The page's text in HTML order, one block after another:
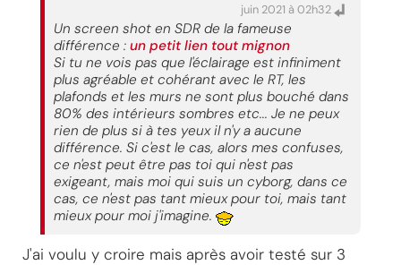
juin 2021 à 02h32
Un screen shot en SDR de la fameuse
différence : un petit lien tout mignon
Si tu ne vois pas que l'éclairage est infiniment
plus agréable et cohérant avec le RT, les
plafonds et les murs ne sont plus bouché dans
80% des intérieurs sombres etc... Je ne peux
rien de plus si à tes yeux il n'y a aucune
différence. Si c'est le cas, alors mes confuses,
ce n'est peut être pas toi qui n'est pas
exigeant, mais moi qui suis un cyborg, dans ce
cas, ce n'est pas tant mieux pour toi, mais tant
mieux pour moi j'imagine.
J'ai voulu y croire mais après avoir testé sur 3